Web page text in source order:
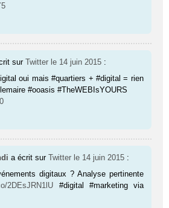
surTwitter le 14 juin 2015 :
oui mais #quartiers + #digital = rien
#ooasis #TheWEBIsYOURS
a écrit surTwitter le 14 juin 2015 :
digitaux ? Analyse pertinente
2DEsJRN1lU #digital #marketing via